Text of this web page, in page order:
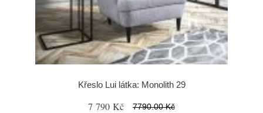
Křeslo Lui látka: Monolith 29
7 790 Kč 7790.00 Kč